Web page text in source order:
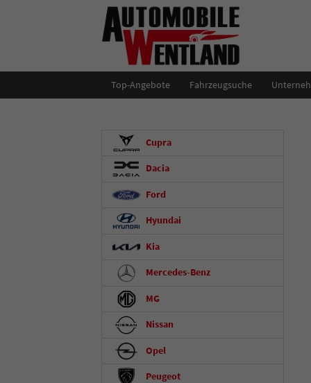
Top-Angebote Fahrzeugsuche
Cupra
Dacia
Ford
Hyundai
Kia
Mercedes-Benz
MG
Nissan
Opel
Peugeot